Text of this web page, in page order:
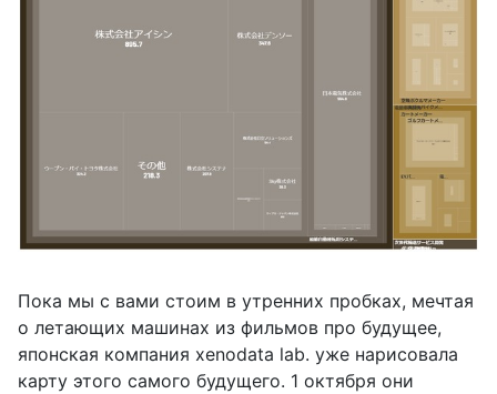
Пока мы с вами стоим в утренних пробках, мечтая
о летающих машинах из фильмов про будущее,
японская компания xenodata lab. уже нарисовала
карту этого самого будущего. 1 октября они